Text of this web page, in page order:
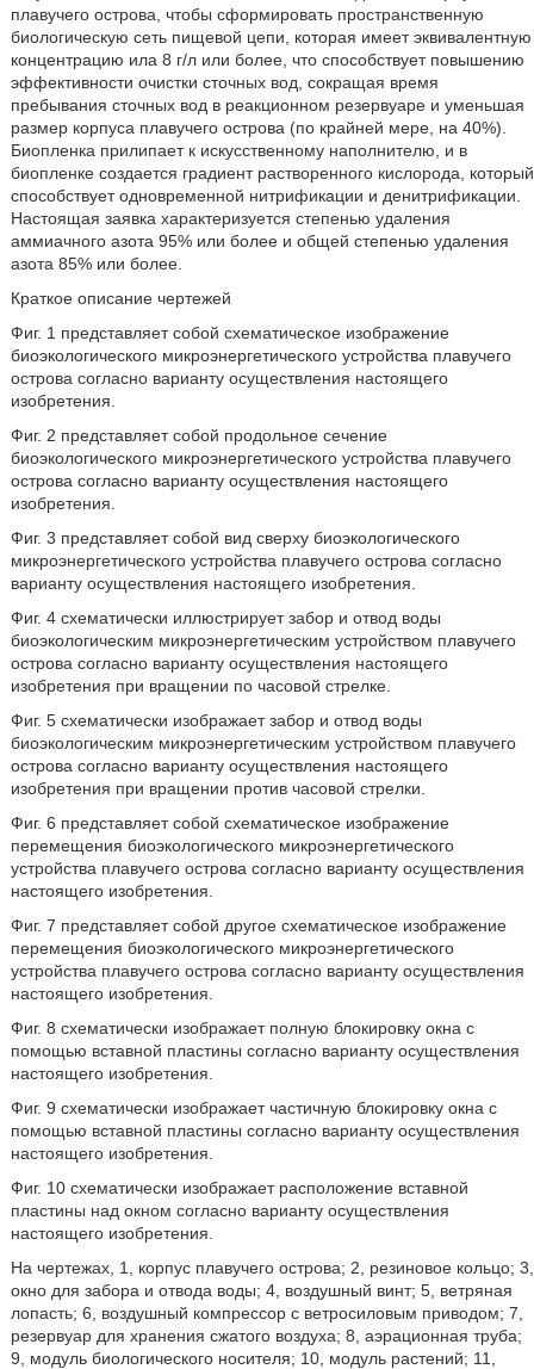
плавучего острова, чтобы сформировать пространственную
биологическую сеть пищевой цепи, которая имеет эквивалентную
концентрацию ила 8 г/л или более, что способствует повышению
эффективности очистки сточных вод, сокращая время
пребывания сточных вод в реакционном резервуаре и уменьшая
размер корпуса плавучего острова (по крайней мере, на 40%).
Биопленка прилипает к искусственному наполнителю, и в
биопленке создается градиент растворенного кислорода, который
способствует одновременной нитрификации и денитрификации.
Настоящая заявка характеризуется степенью удаления
аммиачного азота 95% или более и общей степенью удаления
азота 85% или более.
Краткое описание чертежей
Фиг. 1 представляет собой схематическое изображение
биоэкологического микроэнергетического устройства плавучего
острова согласно варианту осуществления настоящего
изобретения.
Фиг. 2 представляет собой продольное сечение
биоэкологического микроэнергетического устройства плавучего
острова согласно варианту осуществления настоящего
изобретения.
Фиг. 3 представляет собой вид сверху биоэкологического
микроэнергетического устройства плавучего острова согласно
варианту осуществления настоящего изобретения.
Фиг. 4 схематически иллюстрирует забор и отвод воды
биоэкологическим микроэнергетическим устройством плавучего
острова согласно варианту осуществления настоящего
изобретения при вращении по часовой стрелке.
Фиг. 5 схематически изображает забор и отвод воды
биоэкологическим микроэнергетическим устройством плавучего
острова согласно варианту осуществления настоящего
изобретения при вращении против часовой стрелки.
Фиг. 6 представляет собой схематическое изображение
перемещения биоэкологического микроэнергетического
устройства плавучего острова согласно варианту осуществления
настоящего изобретения.
Фиг. 7 представляет собой другое схематическое изображение
перемещения биоэкологического микроэнергетического
устройства плавучего острова согласно варианту осуществления
настоящего изобретения.
Фиг. 8 схематически изображает полную блокировку окна с
помощью вставной пластины согласно варианту осуществления
настоящего изобретения.
Фиг. 9 схематически изображает частичную блокировку окна с
помощью вставной пластины согласно варианту осуществления
настоящего изобретения.
Фиг. 10 схематически изображает расположение вставной
пластины над окном согласно варианту осуществления
настоящего изобретения.
На чертежах, 1, корпус плавучего острова; 2, резиновое кольцо; 3,
окно для забора и отвода воды; 4, воздушный винт; 5, ветряная
лопасть; 6, воздушный компрессор с ветросиловым приводом; 7,
резервуар для хранения сжатого воздуха; 8, аэрационная труба;
9, модуль биологического носителя; 10, модуль растений; 11,